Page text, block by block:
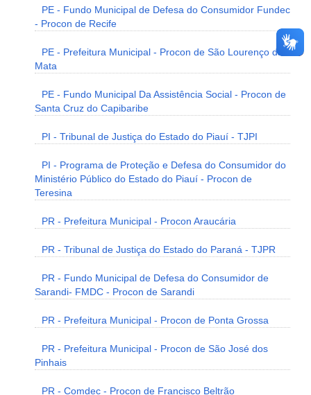
PE - Fundo Municipal de Defesa do Consumidor Fundec
- Procon de Recife
PE - Prefeitura Municipal - Procon de São Lourenço da
Mata
PE - Fundo Municipal Da Assistência Social - Procon de
Santa Cruz do Capibaribe
PI - Tribunal de Justiça do Estado do Piauí - TJPI
PI - Programa de Proteção e Defesa do Consumidor do
Ministério Público do Estado do Piauí - Procon de
Teresina
PR - Prefeitura Municipal - Procon Araucária
PR - Tribunal de Justiça do Estado do Paraná - TJPR
PR - Fundo Municipal de Defesa do Consumidor de
Sarandi- FMDC - Procon de Sarandi
PR - Prefeitura Municipal - Procon de Ponta Grossa
PR - Prefeitura Municipal - Procon de São José dos
Pinhais
PR - Comdec - Procon de Francisco Beltrão